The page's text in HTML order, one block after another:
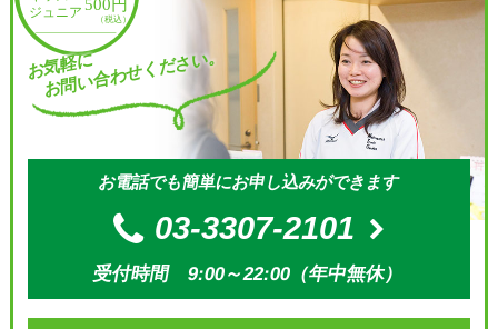
お気軽に
お問い合わせください。
お電話でも簡単にお申し込みができます
03-3307-2101
受付時間 9:00～22:00（年中無休）